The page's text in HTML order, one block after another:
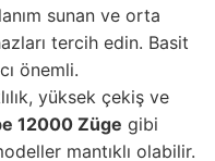
sunan ve orta
tercih edin. Basit
önemli.
yüksek çekiş ve
12000 Züge gibi
mantıklı olabilir.